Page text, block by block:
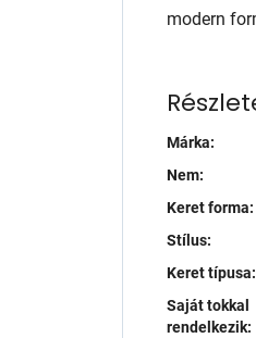
modern
Márka:
Nem:
Keret forma:
Stílus:
Keret típusa:
Saját tokkal
rendelkezik: